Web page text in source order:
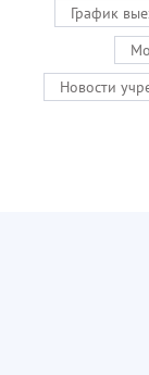
График
Новости